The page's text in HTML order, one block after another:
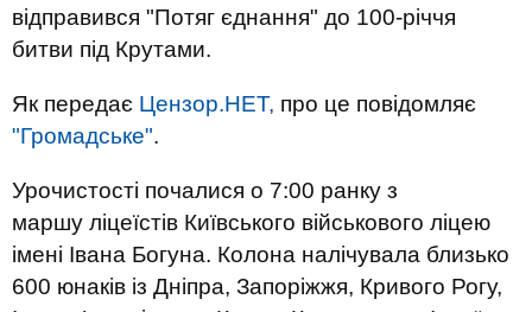
відправився "Потяг єднання" до 100-річчя
битви під Крутами.
Як передає Цензор.НЕТ, про це повідомляє
"Громадське".
Урочистості почалися о 7:00 ранку з
маршу ліцеїстів Київського військового ліцею
імені Івана Богуна. Колона налічувала близько
600 юнаків із Дніпра, Запоріжжя, Кривого Рогу,